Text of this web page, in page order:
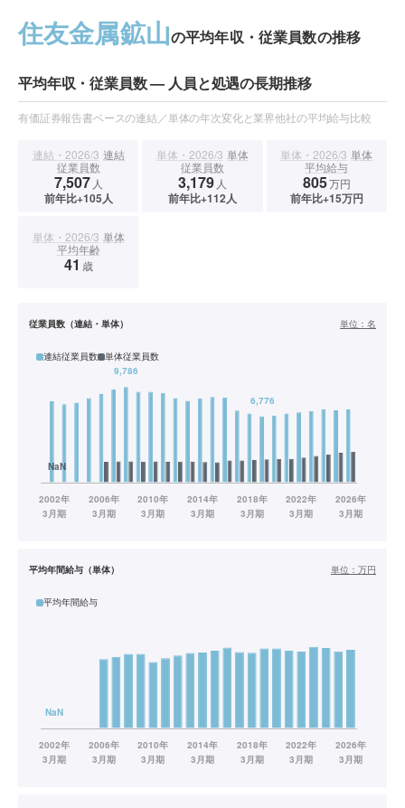
住友金属鉱山の平均年収・従業員数の推移
平均年収・従業員数 — 人員と処遇の長期推移
有価証券報告書ベースの連結／単体の年次変化と業界他社の平均給与比較
連結・2026/3 連結
従業員数
7,507 人
前年比+105人
単体・2026/3 単体
従業員数
3,179 人
前年比+112人
単体・2026/3 単体
平均給与
805万円
前年比+15万円
単体・2026/3 単体
平均年齢
41 歳
従業員数（連結・単体） 単位： 名
連結従業員数 単体従業員数
平均年間給与（単体） 単位： 万円
平均年間給与